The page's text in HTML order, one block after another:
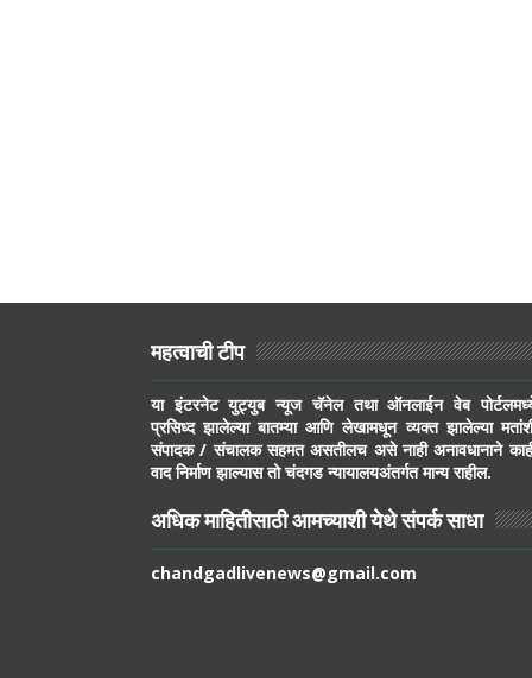
महत्वाची टीप
या इंटरनेट युट्युब न्यूज चॅनेल तथा ऑनलाईन वेब
प्रसिध्द झालेल्या बातम्या आणि लेखामधून व्यक्त झालेल्या
संपादक / संचालक सहमत असतीलच असे नाही अनावधानाने
वाद निर्माण झाल्यास तो चंदगड न्यायालयअंतर्गत मान्य राहील.
अधिक माहितीसाठी आमच्याशी येथे संपर्क साधा
chandgadlivenews@gmail.com